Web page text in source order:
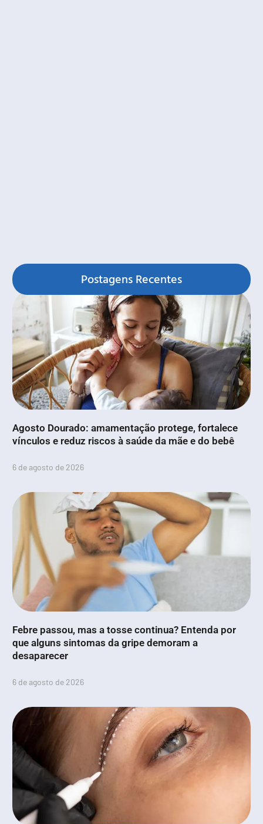
Postagens Recentes
Agosto Dourado: amamentação protege, fortalece
vínculos e reduz riscos à saúde da mãe e do bebê
6 de agosto de 2026
Febre passou, mas a tosse continua? Entenda por
que alguns sintomas da gripe demoram a
desaparecer
6 de agosto de 2026